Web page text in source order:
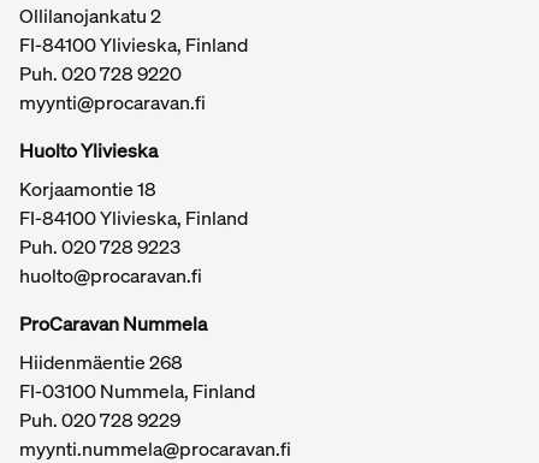
Ollilanojankatu 2
FI-84100 Ylivieska, Finland
Puh.020 728 9220
myynti@procaravan.fi
Huolto Ylivieska
Korjaamontie 18
FI-84100 Ylivieska, Finland
Puh.020 728 9223
huolto@procaravan.fi
ProCaravan Nummela
Hiidenmäentie 268
FI-03100 Nummela, Finland
Puh.020 728 9229
myynti.nummela@procaravan.fi